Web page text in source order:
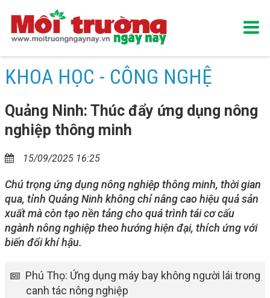
KHOA HỌC - CÔNG NGHỆ
Quảng Ninh: Thúc đẩy ứng dụng nông
nghiệp thông minh
15/09/2025 16:25
Chú trọng ứng dụng nông nghiệp thông minh, thời gian
qua, tỉnh Quảng Ninh không chỉ nâng cao hiệu quả sản
xuất mà còn tạo nền tảng cho quá trình tái cơ cấu
ngành nông nghiệp theo hướng hiện đại, thích ứng với
biến đổi khí hậu.
Phú Thọ: Ứng dụng máy bay không người lái trong
canh tác nông nghiệp